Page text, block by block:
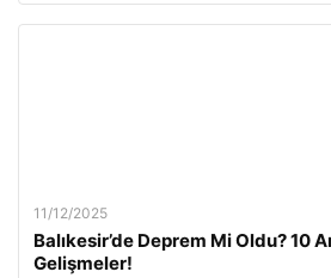
11/12/2025
Balıkesir’de Deprem Mi Oldu? 10
Gelişmeler!